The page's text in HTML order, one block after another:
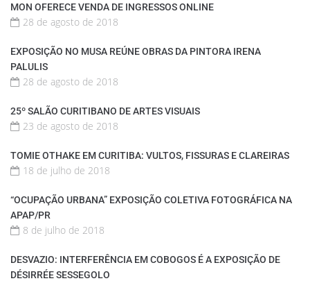
MON OFERECE VENDA DE INGRESSOS ONLINE
28 de agosto de 2018
EXPOSIÇÃO NO MUSA REÚNE OBRAS DA PINTORA IRENA
PALULIS
28 de agosto de 2018
25º SALÃO CURITIBANO DE ARTES VISUAIS
23 de agosto de 2018
TOMIE OTHAKE EM CURITIBA: VULTOS, FISSURAS E CLAREIRAS
18 de julho de 2018
“OCUPAÇÃO URBANA” EXPOSIÇÃO COLETIVA FOTOGRÁFICA NA
APAP/PR
8 de julho de 2018
DESVAZIO: INTERFERÊNCIA EM COBOGOS É A EXPOSIÇÃO DE
DÉSIRRÉE SESSEGOLO